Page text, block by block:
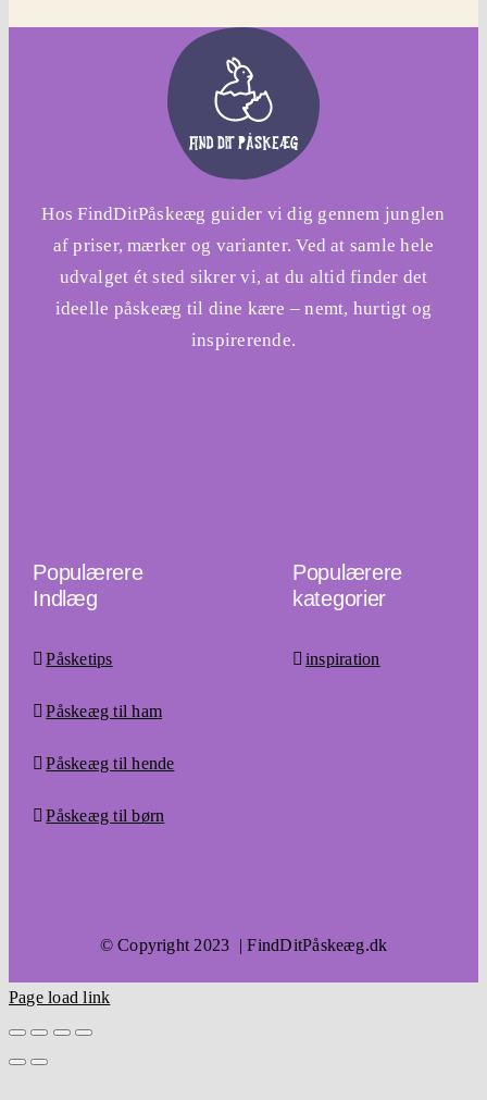
Hos FindDitPåskeæg guider vi dig gennem junglen
af priser, mærker og varianter. Ved at samle hele
udvalget ét sted sikrer vi, at du altid finder det
ideelle påskeæg til dine kære – nemt, hurtigt og
inspirerende.
Populærere
Indlæg
Påsketips
Påskeæg til ham
Påskeæg til hende
Påskeæg til børn
Populærere
kategorier
inspiration
© Copyright 2023 | FindDitPåskeæg.dk
Page load link